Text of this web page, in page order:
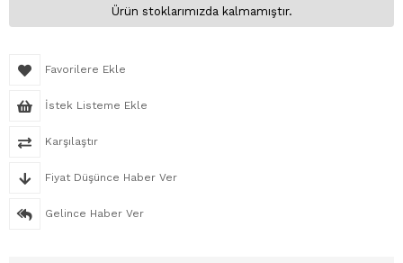
Ürün stoklarımızda kalmamıştır.
Favorilere Ekle
İstek Listeme Ekle
Karşılaştır
Fiyat Düşünce Haber Ver
Gelince Haber Ver